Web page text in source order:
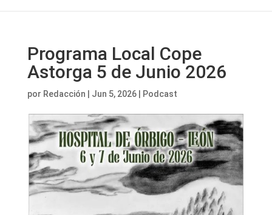
Programa Local Cope
Astorga 5 de Junio 2026
por Redacción Jun 5, 2026| Podcast